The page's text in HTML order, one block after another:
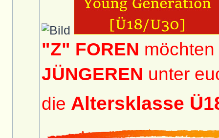
"Z" FOREN
JÜNGEREN unter
die Altersklasse